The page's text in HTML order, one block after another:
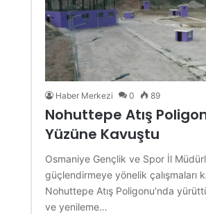
Haber Merkezi 0 89
Nohuttepe Atış
Yüzüne Kavuştu
Osmaniye Gençlik ve Spor İl
güçlendirmeye yönelik çalışmaları
Nohuttepe Atış Poligonu’nda
ve yenileme…